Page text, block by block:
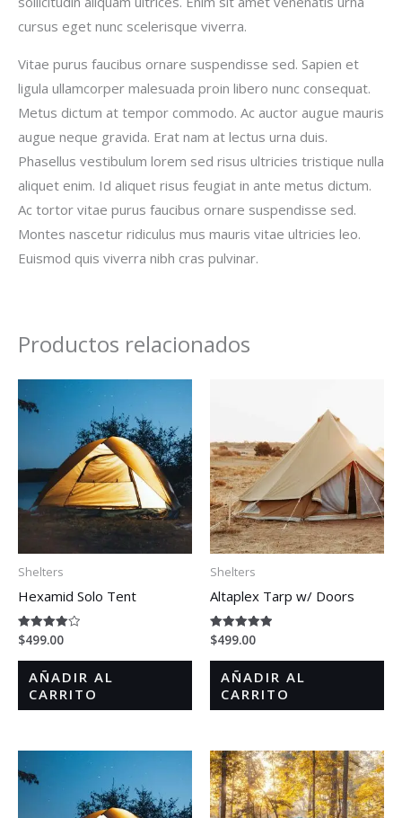
cursus eget nunc scelerisque viverra.
Vitae purus faucibus ornare suspendisse sed. Sapien et
ligula ullamcorper malesuada proin libero nunc consequat.
Metus dictum at tempor commodo. Ac auctor augue mauris
augue neque gravida. Erat nam at lectus urna duis.
Phasellus vestibulum lorem sed risus ultricies tristique nulla
aliquet enim. Id aliquet risus feugiat in ante metus dictum.
Ac tortor vitae purus faucibus ornare suspendisse sed.
Montes nascetur ridiculus mus mauris vitae ultricies leo.
Euismod quis viverra nibh cras pulvinar.
Productos relacionados
Shelters
Hexamid Solo Tent
Valorado
en
4.00
$499.00
AÑADIR AL
CARRITO
Shelters
Altaplex Tarp w/ Doors
Valorado en
5.00
de 5
$499.00
AÑADIR AL
CARRITO